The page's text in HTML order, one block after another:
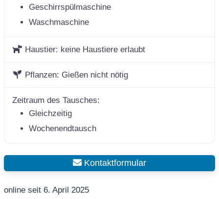
Geschirrspülmaschine
Waschmaschine
Haustier: keine Haustiere erlaubt
Pflanzen: Gießen nicht nötig
Zeitraum des Tausches:
Gleichzeitig
Wochenendtausch
Kontaktformular
online seit 6. April 2025